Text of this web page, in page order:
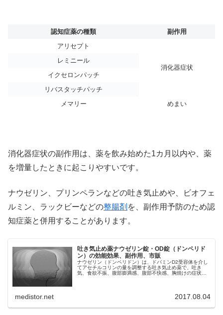
認知症薬の種類
副作用
アリセプト
消化器症状
レミニール
イクセロンパッチ
リバスタッチパッチ
メマリー
めまい
消化器症状の副作用は、薬を飲み始めた1カ月以内や、薬
を増量したときに起こりやすいです。
ナウゼリン、プリンペランなどの吐き気止めや、ビオフェ
ルミン、ラックビーなどの整腸剤 を、副作用予防のため認
知症薬と併用することがあります。
吐き気止め薬ナウゼリン錠・OD錠（ドンペリド
ン）の効能効果、副作用、市販
ナウゼリン（ドンペリドン）は、ドパミンD2受容体を介し
てアセチルコリンの量を調整する吐き気止め薬で、吐き
気、食欲不振、腹部膨満感、腹部不快感、胸焼けの症状に
medistor.net 2017.08.04